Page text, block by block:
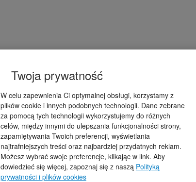
Twoja prywatność
W celu zapewnienia Ci optymalnej obsługi, korzystamy z
plików cookie i innych podobnych technologii. Dane zebrane
za pomocą tych technologii wykorzystujemy do różnych
celów, między innymi do ulepszania funkcjonalności strony,
zapamiętywania Twoich preferencji, wyświetlania
najtrafniejszych treści oraz najbardziej przydatnych reklam.
Możesz wybrać swoje preferencje, klikając w link. Aby
dowiedzieć się więcej, zapoznaj się z naszą Polityką
prywatności i plików cookies